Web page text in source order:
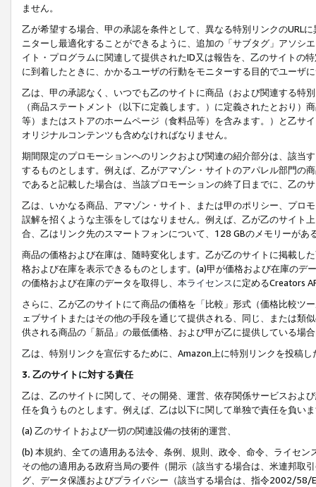
ません。
乙が希望する場合、甲の承認を条件として、異なる特別リンクのURL
ニターし最適化することができるように、追加の「サブタグ」アソシ
イト・プログラムに関連して提供されたID又は報告を、乙のサイトの
に到着したときに、かかるユーザの行動をモニターする目的でユーザ
乙は、甲の承認なく、いつでも乙のサイトに商品（および関連する特
（商品ステートメント（以下に定義します。）に定義されたとおり
等）またはストアのホームページ（食料品等）を含みます。）と乙サ
オリジナルコンテンツも含めなければなりません。
期間限定のプロモーションへのリンクおよび関連の紹介部分は、該当
するものとします。例えば、乙がアマゾン・サイトのアパレル部門の
であると記載した場合は、当該プロモーションの終了日までに、乙の
乙は、いかなる商品、アマゾン・サイト、または甲のポリシー、プロ
誤解を招くような主張をしてはなりません。例えば、乙が乙のサイト
合、乙はリンク先のスマートフォンについて、128 GBのメモリーがあ
商品の価格および在庫は、随時変化します。乙が乙のサイトに掲載し
格および在庫を表示できるものとします。(a)甲が価格および在庫の
の価格および在庫のデータを取得し、 本ライセンスに定めるCreators
さらに、乙が乙のサイトにて商品の価格を「比較」形式（価格比較ツ
ェブサイトまたはその他の手段を通じて提供される、同じ、または類
供される商品の「新品」の最低価格、および甲が乙に提供している場
乙は、特別リンクを宣伝するために、Amazon上に特別リンクを投稿
3. 乙のサイトに対する責任
乙は、乙のサイトに関して、その開発、運営、依存関係サービスおよ
任を負うものとします。例えば、乙は以下に関して単独で責任を負い
(a) 乙のサイトおよび一切の関連設備の技術的運営、
(b) 本規約、全ての適用ある法令、条例、規則、政令、命令、ライセ
その他の適用ある政府当局の要件（開示（該当する場合は、米連邦取
グ、データ保護およびプライバシー（該当する場合は、指令2002/58/